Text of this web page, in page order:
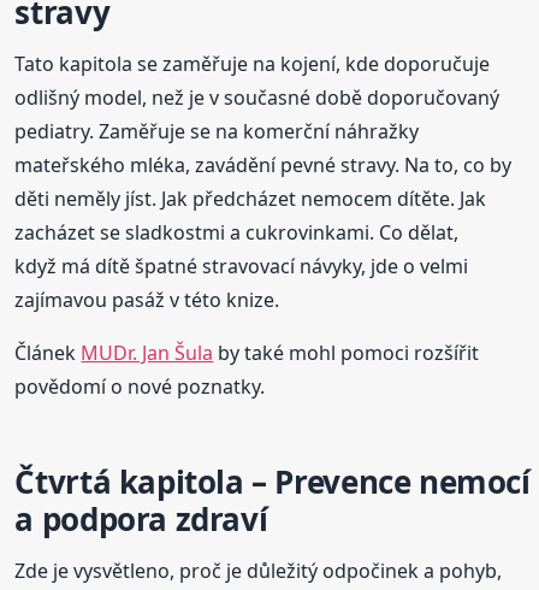
stravy
Tato kapitola se zaměřuje na kojení, kde doporučuje
odlišný model, než je v současné době doporučovaný
pediatry. Zaměřuje se na komerční náhražky
mateřského mléka, zavádění pevné stravy. Na to, co by
děti neměly jíst. Jak předcházet nemocem dítěte. Jak
zacházet se sladkostmi a cukrovinkami. Co dělat,
když má dítě špatné stravovací návyky, jde o velmi
zajímavou pasáž v této knize.
Článek MUDr. Jan Šula by také mohl pomoci rozšířit
povědomí o nové poznatky.
Čtvrtá kapitola – Prevence nemocí
a podpora zdraví
Zde je vysvětleno, proč je důležitý odpočinek a pohyb,